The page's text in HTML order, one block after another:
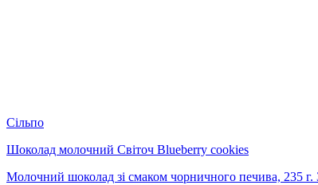
Сільпо
Шоколад молочний Світоч Blueberry cookies
Молочний шоколад зі смаком чорничного печива, 235 г.